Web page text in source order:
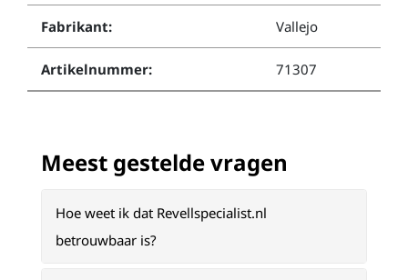
Fabrikant: Vallejo
Artikelnummer: 71307
Meest gestelde vragen
Hoe weet ik dat Revellspecialist.nl
betrouwbaar is?